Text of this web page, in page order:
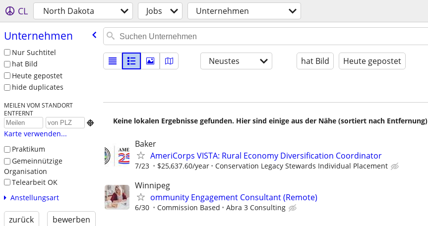
CL North Dakota Jobs Unternehmen
Unternehmen
Nur Suchtitel
hat Bild
Heute gepostet
hide duplicates
MEILEN VOM STANDORT
ENTFERNT

Karte verwenden...
Praktikum
Gemeinnützige
Organisation
Telearbeit OK
Anstellungsart
zurück bewerben
Neustes hat Bild Heute gepostet
Keine lokalen Ergebnisse gefunden. Hier sind einige aus der Nähe (sortiert nach Entfernung)
Baker
AmeriCorps VISTA: Rural Economy Diversification Coordinator
7/23 $25,637.60/year Conservation Legacy Stewards Individual Placement
Winnipeg
ommunity Engagement Consultant (Remote)
6/30 Commission Based Abra 3 Consulting